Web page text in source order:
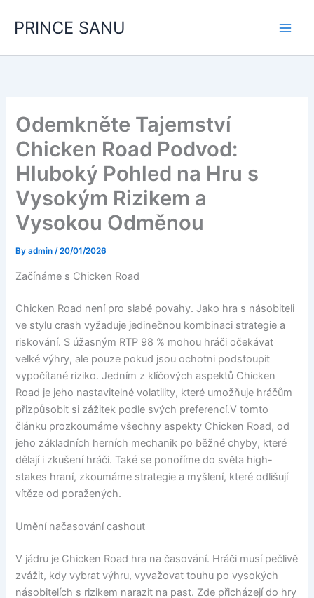
PRINCE SANU
Odemkněte Tajemství
Chicken Road Podvod:
Hluboký Pohled na Hru s
Vysokým Rizikem a
Vysokou Odměnou
Byadmin/20/01/2026
Začínáme s Chicken Road
Chicken Road není pro slabé povahy. Jako hra s násobiteli
ve stylu crash vyžaduje jedinečnou kombinaci strategie a
riskování. S úžasným RTP 98 % mohou hráči očekávat
velké výhry, ale pouze pokud jsou ochotni podstoupit
vypočítané riziko. Jedním z klíčových aspektů Chicken
Road je jeho nastavitelné volatility, které umožňuje hráčům
přizpůsobit si zážitek podle svých preferencí.V tomto
článku prozkoumáme všechny aspekty Chicken Road, od
jeho základních herních mechanik po běžné chyby, které
dělají i zkušení hráči. Také se ponoříme do světa high-
stakes hraní, zkoumáme strategie a myšlení, které odlišují
vítěze od poražených.
Umění načasování cashout
V jádru je Chicken Road hra na časování. Hráči musí pečlivě
zvážit, kdy vybrat výhru, vyvažovat touhu po vysokých
násobitelích s rizikem narazit na past. Zde přicházejí do hry